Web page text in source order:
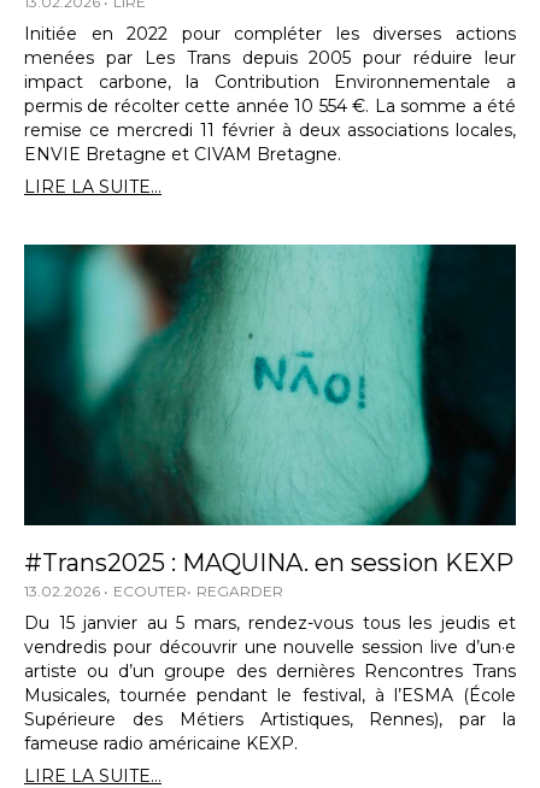
Initiée en 2022 pour compléter les diverses actions
menées par Les Trans depuis 2005 pour réduire leur
impact carbone, la Contribution Environnementale a
permis de récolter cette année 10 554 €. La somme a été
remise ce mercredi 11 février à deux associations locales,
ENVIE Bretagne et CIVAM Bretagne.
LIRE LA SUITE...
#Trans2025 : MAQUINA. en session KEXP
13.02.2026 ECOUTER REGARDER
Du 15 janvier au 5 mars, rendez-vous tous les jeudis et
vendredis pour découvrir une nouvelle session live d’un·e
artiste ou d’un groupe des dernières Rencontres Trans
Musicales, tournée pendant le festival, à l’ESMA (École
Supérieure des Métiers Artistiques, Rennes), par la
fameuse radio américaine KEXP.
LIRE LA SUITE...